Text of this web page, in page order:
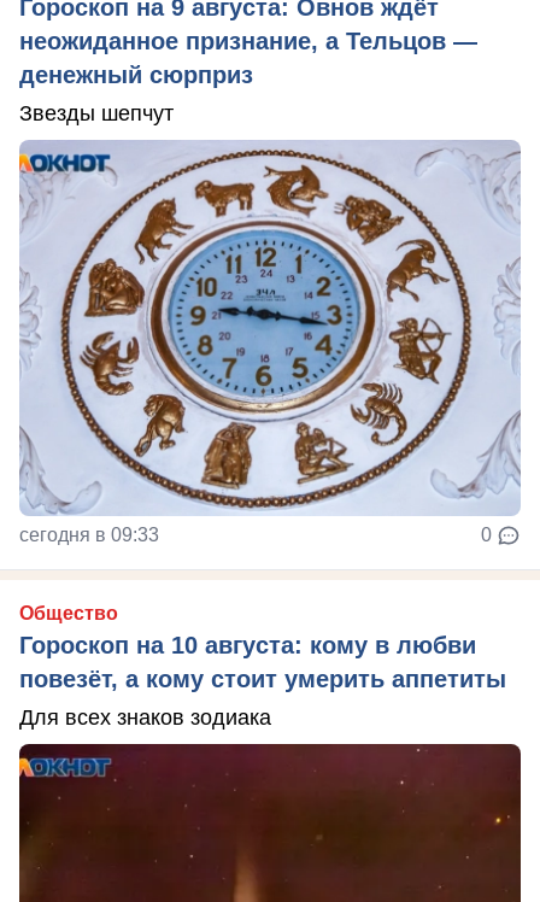
Гороскоп на 9 августа: Овнов ждёт
неожиданное признание, а Тельцов —
денежный сюрприз
Звезды шепчут
сегодня в 09:33 0
Общество
Гороскоп на 10 августа: кому в любви
повезёт, а кому стоит умерить аппетиты
Для всех знаков зодиака